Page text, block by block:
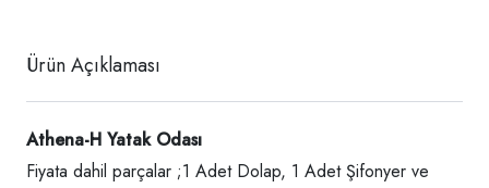
Ürün Açıklaması
Athena-H Yatak Odası
Fiyata dahil parçalar ;1 Adet Dolap, 1 Adet Şifonyer ve